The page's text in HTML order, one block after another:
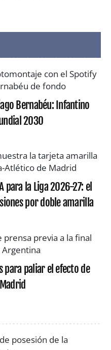
Bernabéu: Infantino
2030
para la Liga 2026-27: el
por doble amarilla
para paliar el efecto de